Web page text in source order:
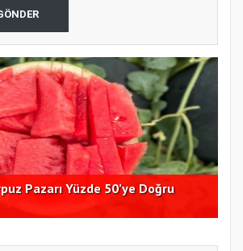
Pazarı Yüzde 50’ye Doğru